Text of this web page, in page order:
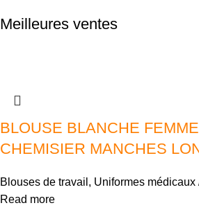
Meilleures ventes
BLOUSE BLANCHE
CHEMISIER MANCHES
Blouses de travail , Uniformes
Read more